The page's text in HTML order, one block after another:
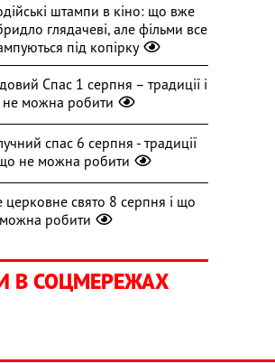
штампи в кіно: що вже
глядачеві, але фільми все
під копірку
Спас 1 серпня – традиції і
можна робити
спас 6 серпня - традиції
не можна робити
церковне свято 8 серпня і що
робити
В СОЦМЕРЕЖАХ